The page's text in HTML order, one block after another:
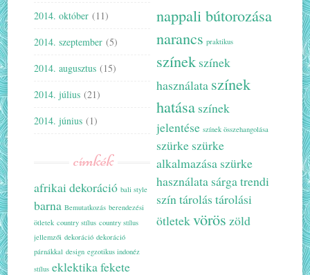
2014. október (11)
2014. szeptember (5)
2014. augusztus (15)
2014. július (21)
2014. június (1)
címkék
afrikai dekoráció bali style
barna Bemutatkozás berendezési
ötletek country stílus country stílus
jellemzői dekoráció dekoráció
párnákkal design egzotikus indonéz
stílus eklektikafekete
nappali bútorozása
narancs praktikus
színek színek
használata színek
hatása színek
jelentése színek összehangolása
szürke szürke
alkalmazása szürke
használata sárgatrendi
színtárolás tárolási
ötletekvörös zöld